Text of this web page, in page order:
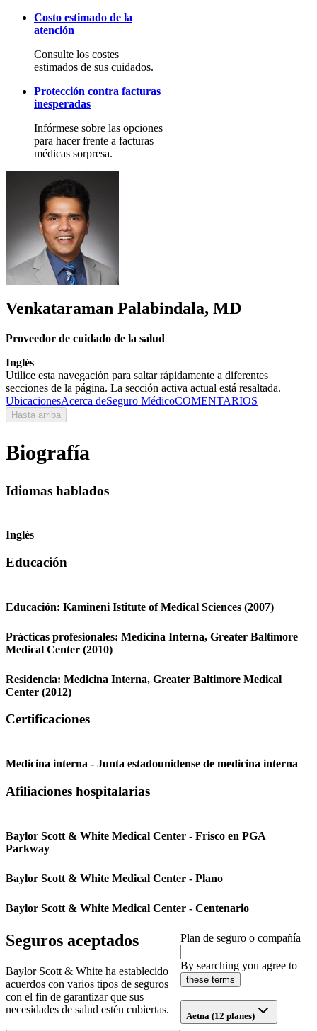
Costo estimado de la
atención
Consulte los costes
estimados de sus cuidados.
Protección contra facturas
inesperadas
Infórmese sobre las opciones
para hacer frente a facturas
médicas sorpresa.
Venkataraman Palabindala, MD
Proveedor de cuidado de la salud
Inglés
Utilice esta navegación para saltar rápidamente a diferentes
secciones de la página. La sección activa actual está resaltada.
UbicacionesAcerca deSeguro MédicoCOMENTARIOS
Hasta arriba
Biografía
Idiomas hablados
Inglés
Educación
Educación: Kamineni Istitute of Medical Sciences (2007)
Prácticas profesionales: Medicina Interna, Greater Baltimore
Medical Center (2010)
Residencia: Medicina Interna, Greater Baltimore Medical
Center (2012)
Certificaciones
Medicina interna - Junta estadounidense de medicina interna
Afiliaciones hospitalarias
Baylor Scott & White Medical Center - Frisco en PGA
Parkway
Baylor Scott & White Medical Center - Plano
Baylor Scott & White Medical Center - Centenario
Seguros aceptados
Baylor Scott & White ha establecido
acuerdos con varios tipos de seguros
con el fin de garantizar que sus
necesidades de salud estén cubiertas.
Plan de seguro o compañía
By searching you agree to
these terms
Aetna (12 planes)